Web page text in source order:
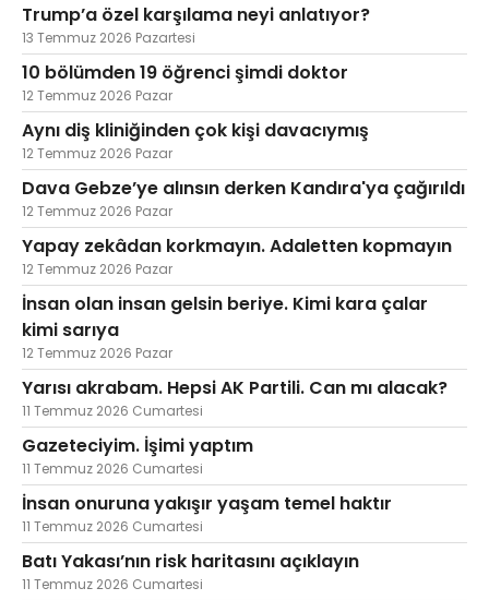
Trump’a özel karşılama neyi anlatıyor?
13 Temmuz 2026 Pazartesi
10 bölümden 19 öğrenci şimdi doktor
12 Temmuz 2026 Pazar
Aynı diş kliniğinden çok kişi davacıymış
12 Temmuz 2026 Pazar
Dava Gebze’ye alınsın derken Kandıra'ya çağırıldı
12 Temmuz 2026 Pazar
Yapay zekâdan korkmayın. Adaletten kopmayın
12 Temmuz 2026 Pazar
İnsan olan insan gelsin beriye. Kimi kara çalar
kimi sarıya
12 Temmuz 2026 Pazar
Yarısı akrabam. Hepsi AK Partili. Can mı alacak?
11 Temmuz 2026 Cumartesi
Gazeteciyim. İşimi yaptım
11 Temmuz 2026 Cumartesi
İnsan onuruna yakışır yaşam temel haktır
11 Temmuz 2026 Cumartesi
Batı Yakası’nın risk haritasını açıklayın
11 Temmuz 2026 Cumartesi